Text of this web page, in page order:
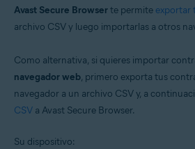
Sistemas operativos:
Avast Secure Browserte permite exportar
archivo CSV y luego importarlas a otros
Como alternativa, si quieres importar
navegador web, primero exporta tus
navegador a un archivo CSV y, a
CSV a Avast Secure Browser.
Su dispositivo: